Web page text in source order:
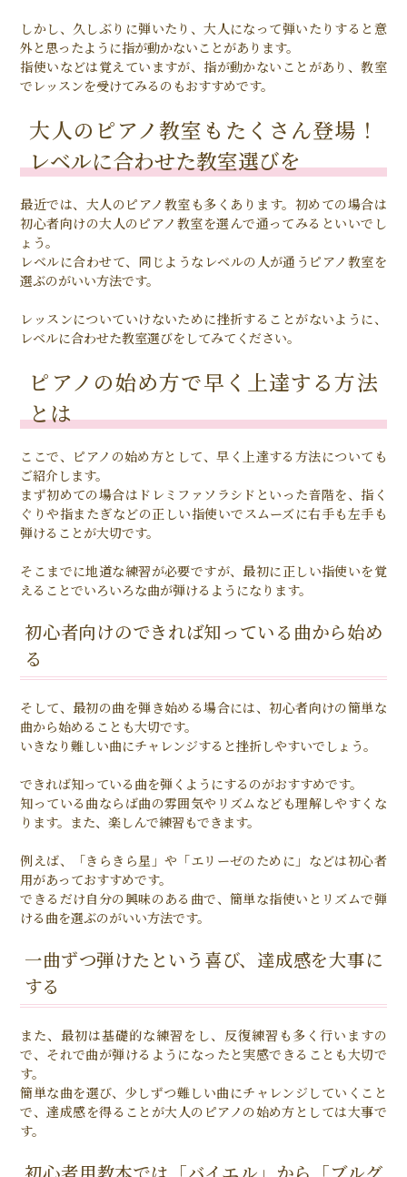
しかし、久しぶりに弾いたり、大人になって弾いたりすると意
外と思ったように指が動かないことがあります。
指使いなどは覚えていますが、指が動かないことがあり、教室
でレッスンを受けてみるのもおすすめです。
大人のピアノ教室もたくさん登場！
レベルに合わせた教室選びを
最近では、大人のピアノ教室も多くあります。初めての場合は
初心者向けの大人のピアノ教室を選んで通ってみるといいでし
ょう。
レベルに合わせて、同じようなレベルの人が通うピアノ教室を
選ぶのがいい方法です。
レッスンについていけないために挫折することがないように、
レベルに合わせた教室選びをしてみてください。
ピアノの始め方で早く上達する方法
とは
ここで、ピアノの始め方として、早く上達する方法についても
ご紹介します。
まず初めての場合はドレミファソラシドといった音階を、指く
ぐりや指またぎなどの正しい指使いでスムーズに右手も左手も
弾けることが大切です。
そこまでに地道な練習が必要ですが、最初に正しい指使いを覚
えることでいろいろな曲が弾けるようになります。
初心者向けのできれば知っている曲から始め
る
そして、最初の曲を弾き始める場合には、初心者向けの簡単な
曲から始めることも大切です。
いきなり難しい曲にチャレンジすると挫折しやすいでしょう。
できれば知っている曲を弾くようにするのがおすすめです。
知っている曲ならば曲の雰囲気やリズムなども理解しやすくな
ります。また、楽しんで練習もできます。
例えば、「きらきら星」や「エリーゼのために」などは初心者
用があっておすすめです。
できるだけ自分の興味のある曲で、簡単な指使いとリズムで弾
ける曲を選ぶのがいい方法です。
一曲ずつ弾けたという喜び、達成感を大事に
する
また、最初は基礎的な練習をし、反復練習も多く行いますの
で、それで曲が弾けるようになったと実感できることも大切で
す。
簡単な曲を選び、少しずつ難しい曲にチャレンジしていくこと
で、達成感を得ることが大人のピアノの始め方としては大事で
す。